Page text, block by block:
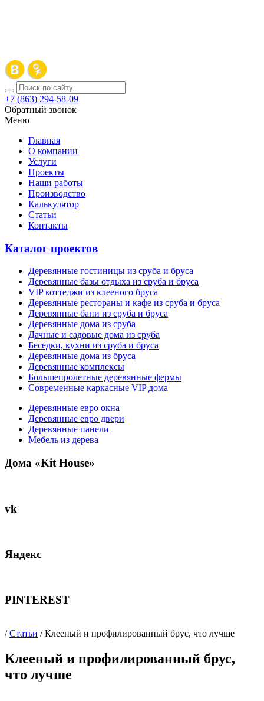
+7 (863) 294-58-09
Обратный звонок
Меню
Главная
О компании
Услуги
Проекты
Наши работы
Производство
Калькулятор
Статьи
Контакты
Каталог проектов
Деревянные гостиницы из сруба и бруса
Деревянные базы отдыха из сруба и бруса
VIP коттеджи из клееного бруса
Деревянные рестораны и кафе из сруба и бруса
Деревянные бани из сруба и бруса
Деревянные дома из сруба
Дачные и садовые дома из сруба
Беседки, кухни из сруба и бруса
Деревянные дома из бруса
Деревянные комплексы
Большепролетные деревянные фермы
Современные каркасные VIP дома
Деревянные евро окна
Деревянные евро двери
Деревянные панели
Мебель из дерева
Дома «Kit House»
vk
Яндекс
PINTEREST
/Статьи / Клееный и профилированный брус, что лучше
Клееный и профилированный брус,
что лучше